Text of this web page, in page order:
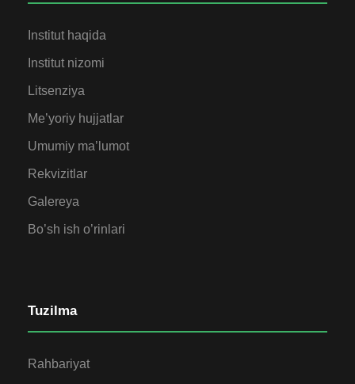
Institut haqida
Institut nizomi
Litsenziya
Me’yoriy hujjatlar
Umumiy ma’lumot
Rekvizitlar
Galereya
Bo’sh ish o’rinlari
Tuzilma
Rahbariyat